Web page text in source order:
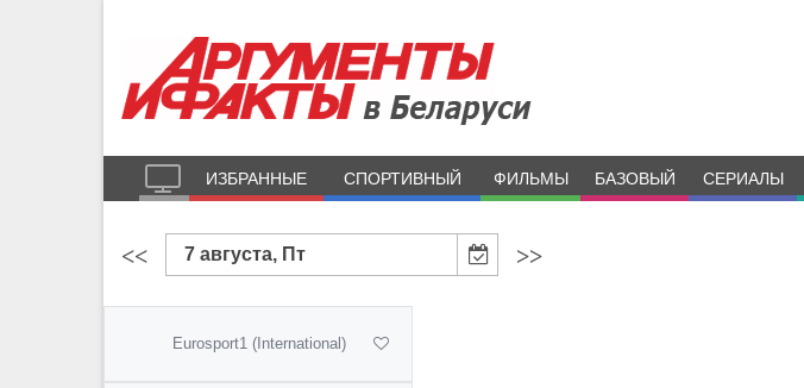
ИЗБРАННЫЕ СПОРТИВНЫЙ ФИЛЬМЫ БАЗОВЫЙ СЕРИАЛЫ
<< 7 августа, Пт >>
Eurosport1 (International)